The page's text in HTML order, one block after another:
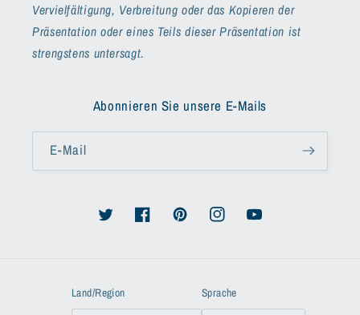
Vervielfältigung, Verbreitung oder das Kopieren der
Präsentation oder eines Teils dieser Präsentation ist
strengstens untersagt.
Abonnieren Sie unsere E-Mails
E-Mail
Twitter FacebookPinterestInstagramYouTube
Land/Region Sprache